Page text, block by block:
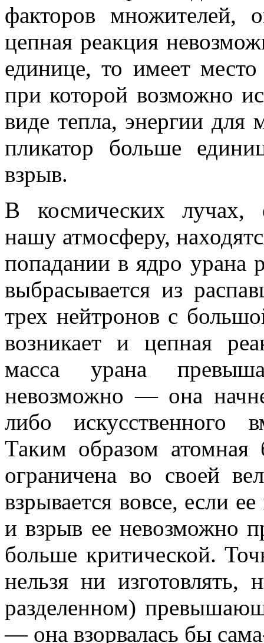
факторов множителей,
цепная реакция
единице, то имеет
при которой возможно
виде тепла, энергии
пликатор больше
взрыв.
В космических лучах,
нашу атмосферу,
попадании в ядро урана
выбрасывается из
трех нейтронов с
возникает и цеп­ная
масса урана
невозможно — она
либо искусс­твенного
Таким образом
ограничена во своей
взрывается вовсе, если
и взрыв ее невоз­можно
больше критической.
нельзя ни изготовлять,
разделенном)
— она взорвалась бы